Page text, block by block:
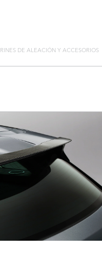
RINES DE ALEACIÓN Y ACCESORIOS